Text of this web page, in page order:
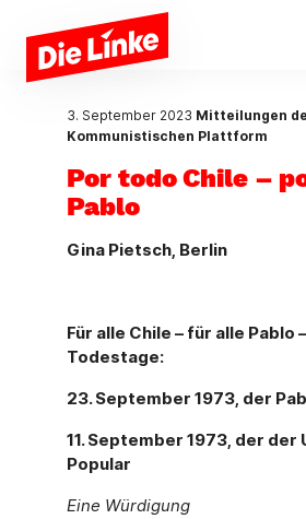
Zum Hauptinhalt springen
3. September 2023 Mitteilungen
Kommunistischen Plattform
Por todo Chile –
Pablo
Gina Pietsch, Berlin
Für alle Chile – für alle Pablo
Todestage:
23. September 1973, der
11. September 1973, der der
Popular
Eine Würdigung